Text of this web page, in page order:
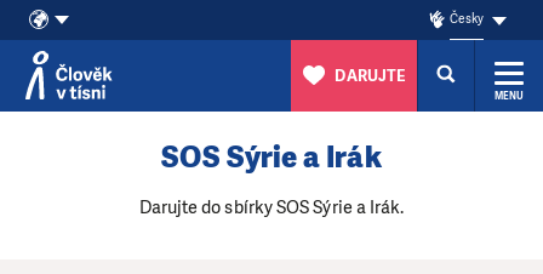
Česky
DARUJTE
MENU
SOS Sýrie a Irák
Darujte do sbírky SOS Sýrie a Irák.